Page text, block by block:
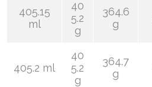
405.15
ml
40
5.2
g
364.6
g
405.2 ml
40
5.2
g
364.7
g